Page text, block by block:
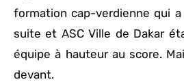
formation cap-verdienne qui
suite et ASC Ville de Dakar
équipe à hauteur au score.
devant.